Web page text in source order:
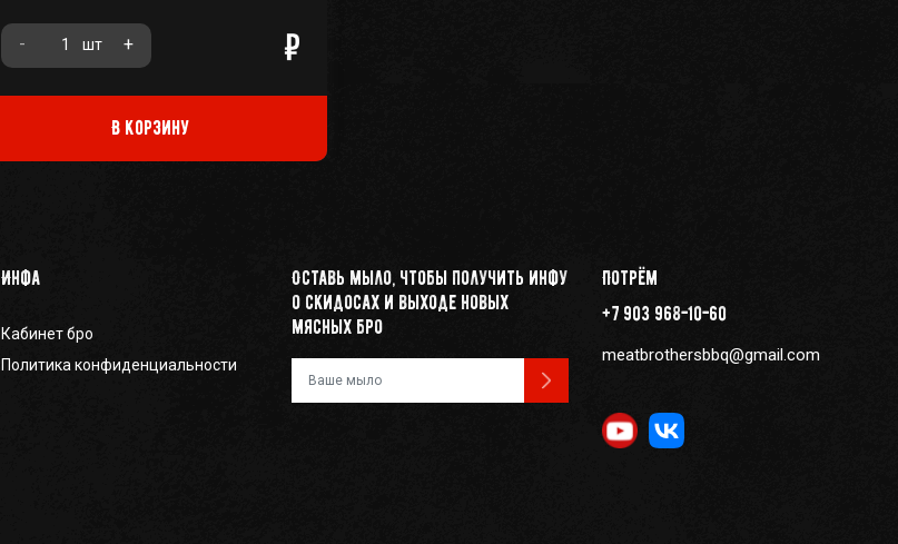
- шт +
В корзину
Инфа
Кабинет бро
Политика конфиденциальности
Оставь мыло, чтобы получить инфу
о скидосах и выходе новых
мясных бро
Потрём
+7 903 968-10-60
meatbrothersbbq@gmail.com